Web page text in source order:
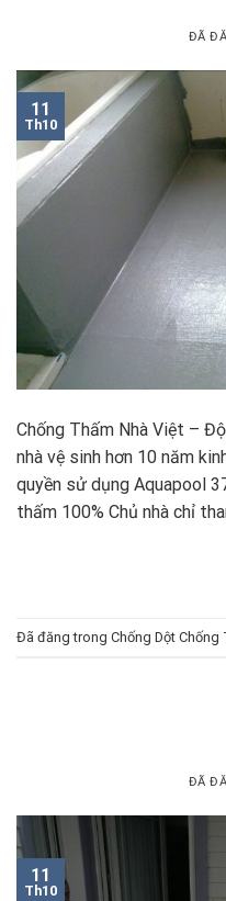
ĐÃ
11
Th10
Chống Thấm Nhà Việt –
nhà vệ sinh hơn
quyền sử dụng Aquapool
thấm 100% Chủ nhà chỉ
Đã đăng trong Chống Dột Chống
ĐÃ
11
Th10